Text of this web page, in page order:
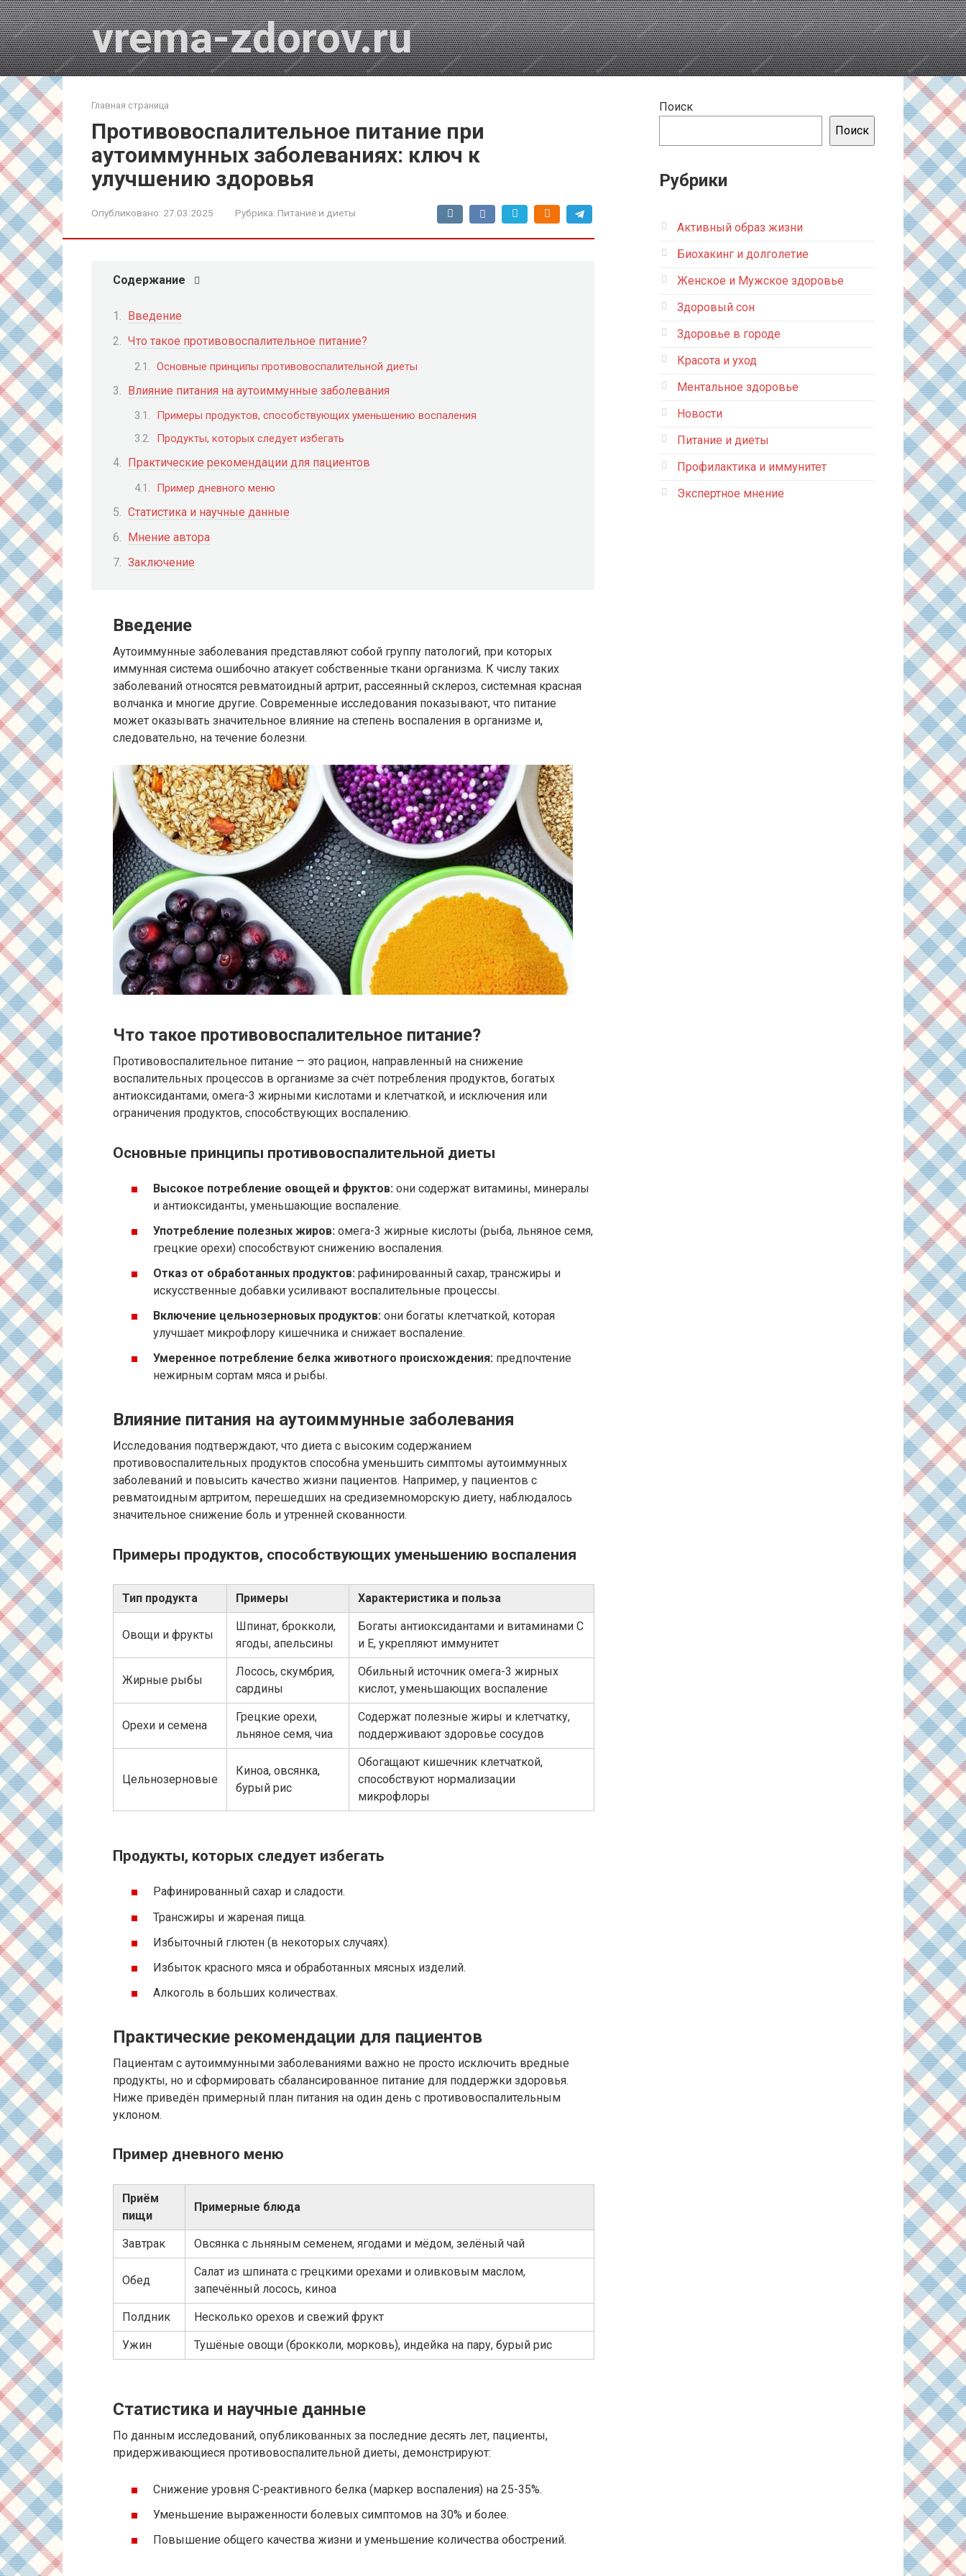
Перейти
к
контенту
vrema-zdorov.ru
Главная страница
Противовоспалительное питание при
аутоиммунных заболеваниях: ключ к
улучшению здоровья
Опубликовано: 27.03.2025 Рубрика: Питание и диеты
Содержание
Введение
Что такое противовоспалительное питание?
Основные принципы противовоспалительной диеты
Влияние питания на аутоиммунные заболевания
Примеры продуктов, способствующих уменьшению воспаления
Продукты, которых следует избегать
Практические рекомендации для пациентов
Пример дневного меню
Статистика и научные данные
Мнение автора
Заключение
Введение
Аутоиммунные заболевания представляют собой группу патологий, при которых
иммунная система ошибочно атакует собственные ткани организма. К числу таких
заболеваний относятся ревматоидный артрит, рассеянный склероз, системная красная
волчанка и многие другие. Современные исследования показывают, что питание
может оказывать значительное влияние на степень воспаления в организме и,
следовательно, на течение болезни.
Что такое противовоспалительное питание?
Противовоспалительное питание — это рацион, направленный на снижение
воспалительных процессов в организме за счёт потребления продуктов, богатых
антиоксидантами, омега-3 жирными кислотами и клетчаткой, и исключения или
ограничения продуктов, способствующих воспалению.
Основные принципы противовоспалительной диеты
Высокое потребление овощей и фруктов: они содержат витамины, минералы
и антиоксиданты, уменьшающие воспаление.
Употребление полезных жиров: омега-3 жирные кислоты (рыба, льняное семя,
грецкие орехи) способствуют снижению воспаления.
Отказ от обработанных продуктов: рафинированный сахар, трансжиры и
искусственные добавки усиливают воспалительные процессы.
Включение цельнозерновых продуктов: они богаты клетчаткой, которая
улучшает микрофлору кишечника и снижает воспаление.
Умеренное потребление белка животного происхождения: предпочтение
нежирным сортам мяса и рыбы.
Влияние питания на аутоиммунные заболевания
Исследования подтверждают, что диета с высоким содержанием
противовоспалительных продуктов способна уменьшить симптомы аутоиммунных
заболеваний и повысить качество жизни пациентов. Например, у пациентов с
ревматоидным артритом, перешедших на средиземноморскую диету, наблюдалось
значительное снижение боль и утренней скованности.
Примеры продуктов, способствующих уменьшению воспаления
Тип продукта Примеры Характеристика и польза
Овощи и фрукты
Шпинат, брокколи,
ягоды, апельсины
Богаты антиоксидантами и витаминами С
и Е, укрепляют иммунитет
Жирные рыбы
Лосось, скумбрия,
сардины
Обильный источник омега-3 жирных
кислот, уменьшающих воспаление
Орехи и семена
Грецкие орехи,
льняное семя, чиа
Содержат полезные жиры и клетчатку,
поддерживают здоровье сосудов
Цельнозерновые
Киноа, овсянка,
бурый рис
Обогащают кишечник клетчаткой,
способствуют нормализации
микрофлоры
Продукты, которых следует избегать
Рафинированный сахар и сладости.
Трансжиры и жареная пища.
Избыточный глютен (в некоторых случаях).
Избыток красного мяса и обработанных мясных изделий.
Алкоголь в больших количествах.
Практические рекомендации для пациентов
Пациентам с аутоиммунными заболеваниями важно не просто исключить вредные
продукты, но и сформировать сбалансированное питание для поддержки здоровья.
Ниже приведён примерный план питания на один день с противовоспалительным
уклоном.
Пример дневного меню
Приём
пищи
Примерные блюда
Завтрак Овсянка с льняным семенем, ягодами и мёдом, зелёный чай
Обед
Салат из шпината с грецкими орехами и оливковым маслом,
запечённый лосось, киноа
Полдник Несколько орехов и свежий фрукт
Ужин Тушёные овощи (брокколи, морковь), индейка на пару, бурый рис
Статистика и научные данные
По данным исследований, опубликованных за последние десять лет, пациенты,
придерживающиеся противовоспалительной диеты, демонстрируют:
Снижение уровня С-реактивного белка (маркер воспаления) на 25-35%.
Уменьшение выраженности болевых симптомов на 30% и более.
Повышение общего качества жизни и уменьшение количества обострений.
Поиск
Поиск
Рубрики
Активный образ жизни
Биохакинг и долголетие
Женское и Мужское здоровье
Здоровый сон
Здоровье в городе
Красота и уход
Ментальное здоровье
Новости
Питание и диеты
Профилактика и иммунитет
Экспертное мнение